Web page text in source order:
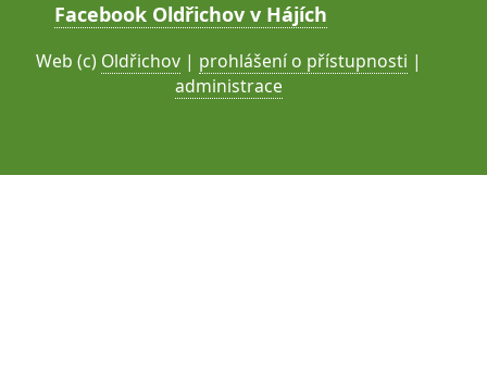
Facebook Oldřichov v Hájích
Web (c) Oldřichov | prohlášení o přístupnosti |
administrace